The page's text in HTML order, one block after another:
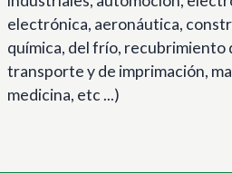
electrónica, aeronáutica,
química, del frío, recubrimiento
transporte y de imprimación,
medicina, etc ...)